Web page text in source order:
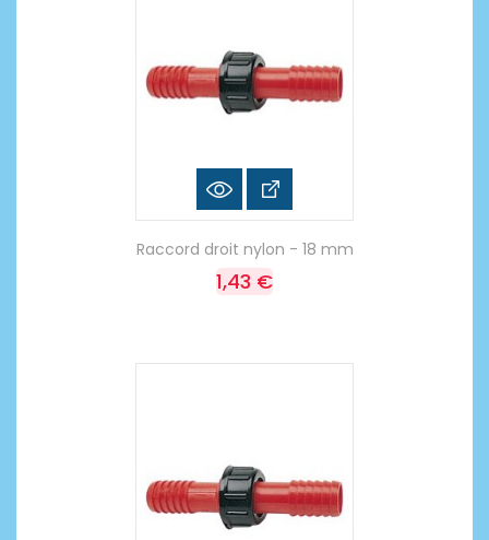
Raccord droit nylon - 18 mm
1,43 €